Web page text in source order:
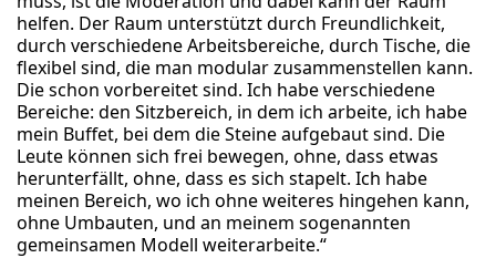
helfen. Der Raum unterstützt durch Freundlichkeit,
durch verschiedene Arbeitsbereiche, durch Tische, die
flexibel sind, die man modular zusammenstellen kann.
Die schon vorbereitet sind. Ich habe verschiedene
Bereiche: den Sitzbereich, in dem ich arbeite, ich habe
mein Buffet, bei dem die Steine aufgebaut sind. Die
Leute können sich frei bewegen, ohne, dass etwas
herunterfällt, ohne, dass es sich stapelt. Ich habe
meinen Bereich, wo ich ohne weiteres hingehen kann,
ohne Umbauten, und an meinem sogenannten
gemeinsamen Modell weiterarbeite.“